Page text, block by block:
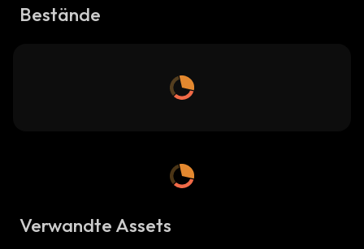
Bestände
Verwandte Assets